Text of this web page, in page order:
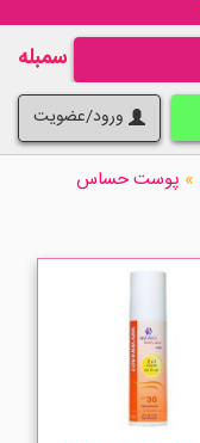
سمبله
ورود/عضویت
» پوست حساس